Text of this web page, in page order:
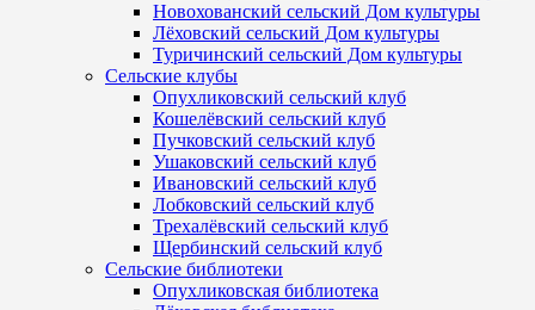
Новохованский сельский Дом культуры
Лёховский сельский Дом культуры
Туричинский сельский Дом культуры
Сельские клубы
Опухликовский сельский клуб
Кошелёвский сельский клуб
Пучковский сельский клуб
Ушаковский сельский клуб
Ивановский сельский клуб
Лобковский сельский клуб
Трехалёвский сельский клуб
Щербинский сельский клуб
Сельские библиотеки
Опухликовская библиотека